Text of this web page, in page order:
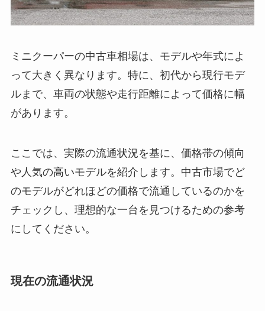
ミニクーパーの中古車相場は、モデルや年式によ
って大きく異なります。特に、初代から現行モデ
ルまで、車両の状態や走行距離によって価格に幅
があります。
ここでは、実際の流通状況を基に、価格帯の傾向
や人気の高いモデルを紹介します。中古市場でど
のモデルがどれほどの価格で流通しているのかを
チェックし、理想的な一台を見つけるための参考
にしてください。
現在の流通状況